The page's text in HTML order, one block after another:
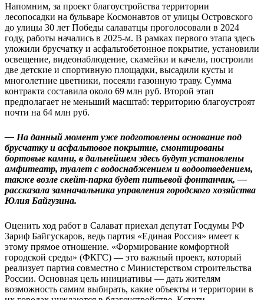
Напомним, за проект благоустройства территории
лесопосадки на бульваре Космонавтов от улицы Островского
до улицы 30 лет Победы салаватцы проголосовали в 2024
году, работы начались в 2025-м. В рамках первого этапа здесь
уложили брусчатку и асфальтобетонное покрытие, установили
освещение, видеонаблюдение, скамейки и качели, построили
две детские и спортивную площадки, высадили кусты и
многолетние цветники, посеяли газонную траву. Сумма
контракта составила около 69 млн руб. Второй этап
предполагает не меньший масштаб: территорию благоустроят
почти на 64 млн руб.
— На данный момент уже подготовлены основание под
брусчатку и асфальтовое покрытие, смонтированы
бортовые камни, в дальнейшем здесь будут установлены
амфитеатр, туалет с водоснабжением и водоотведением,
также возле скейт-парка будет питьевой фонтанчик, —
рассказала замначальника управления городского хозяйства
Юлия Байгузина.
Оценить ход работ в Салават приехал депутат Госдумы РФ
Зариф Байгускаров, ведь партия «Единая Россия» имеет к
этому прямое отношение. «Формирование комфортной
городской среды» (ФКГС) — это важный проект, который
реализует партия совместно с Министерством строительства
России. Основная цель инициативы — дать жителям
возможность самим выбирать, какие объекты и территории в